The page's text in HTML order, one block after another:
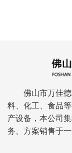
佛山市万佳德
料、化工、食品
产设备，本公司
务、方案销售于